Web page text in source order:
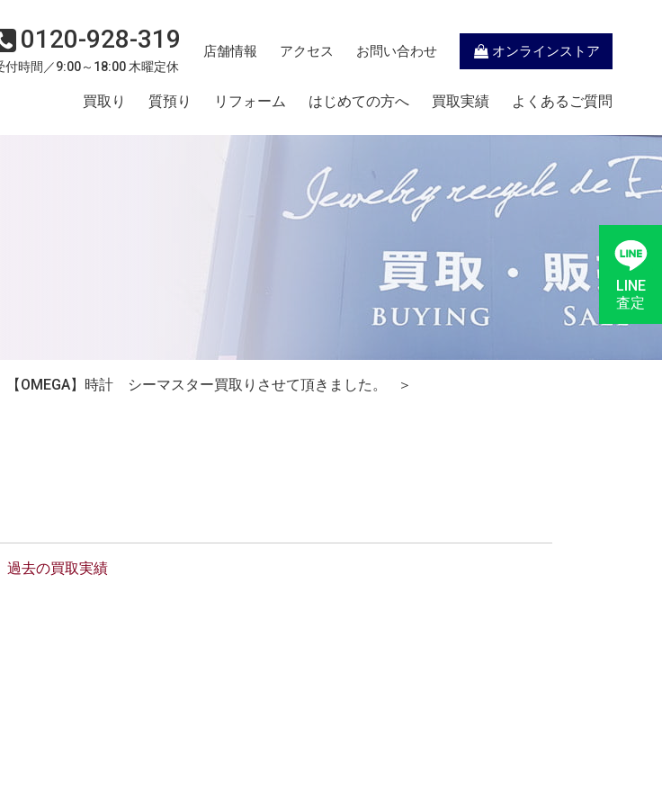
0120-928-319
付時間／9:00～18:00 木曜定休
店舗情報 アクセス お問い合わせ オンラインストア
買取り 質預り リフォーム はじめての方へ 買取実績 よくあるご質問
LINE
査定
【OMEGA】時計 シーマスター買取りさせて頂きました。
＞
過去の買取実績